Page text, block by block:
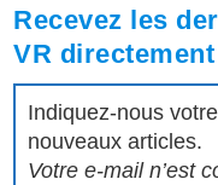
Recevez les
VR
Indiquez-nous
nouveaux articles.
Votre e-mail n’est